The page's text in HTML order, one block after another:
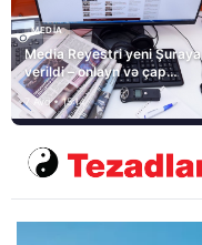
MEDİA
Media Reyestri yeni Şuraya
verildi – onlayn və çap
mediasını nə gözləyir?
7 Avq • 15:14